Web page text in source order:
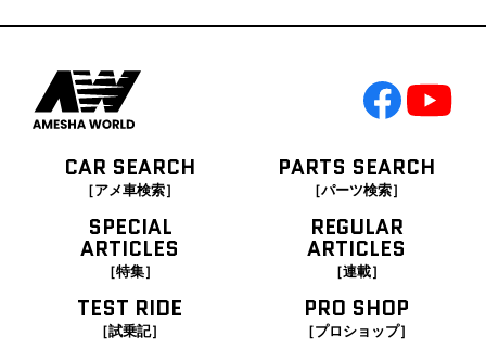
CAR SEARCH
［アメ車検索］
PARTS SEARCH
［パーツ検索］
SPECIAL
ARTICLES
［特集］
REGULAR
ARTICLES
［連載］
TEST RIDE
［試乗記］
PRO SHOP
［プロショップ］